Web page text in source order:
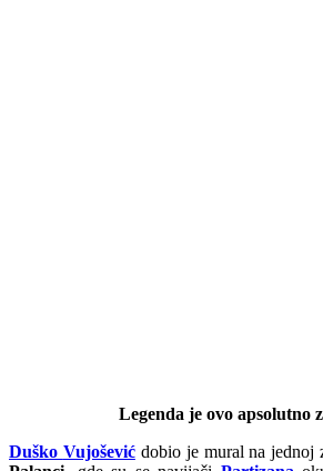
Legenda je ovo apsolutno
Duško Vujoševićdobio je mural na jednoj